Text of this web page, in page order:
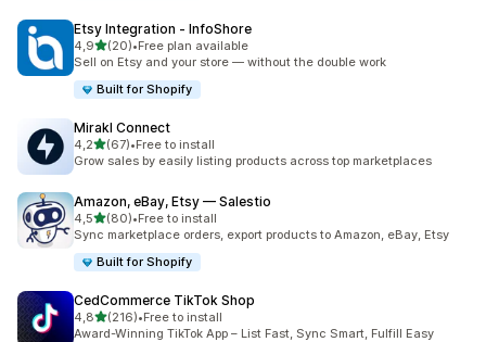
Etsy Integration ‑ InfoShore
4,9/ 5 tähteä
(20)
20 arvostelua yhteensä
•Free plan available
Sell on Etsy and your store — without the double work
Built for Shopify
Mirakl Connect
4,2/ 5 tähteä
(67)
67 arvostelua yhteensä
•Free to install
Grow sales by easily listing products across top marketplaces
Amazon, eBay, Etsy — Salestio
4,5/ 5 tähteä
(80)
80 arvostelua yhteensä
•Free to install
Sync marketplace orders, export products to Amazon, eBay, Etsy
Built for Shopify
CedCommerce TikTok Shop
4,8/ 5 tähteä
(216)
216 arvostelua yhteensä
•Free to install
Award-Winning TikTok App – List Fast, Sync Smart, Fulfill Easy